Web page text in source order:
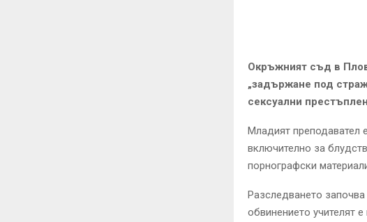
Окръжният съд в
„задържане под
сексуални
Младият преподавател
включително за
порнографски
Разследването
обвинението учителят